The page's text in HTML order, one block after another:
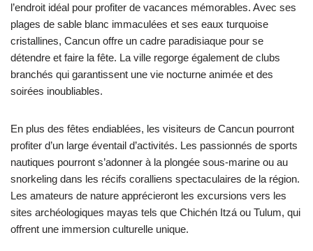
l’endroit idéal pour profiter de vacances mémorables. Avec ses
plages de sable blanc immaculées et ses eaux turquoise
cristallines, Cancun offre un cadre paradisiaque pour se
détendre et faire la fête. La ville regorge également de clubs
branchés qui garantissent une vie nocturne animée et des
soirées inoubliables.
En plus des fêtes endiablées, les visiteurs de Cancun pourront
profiter d’un large éventail d’activités. Les passionnés de sports
nautiques pourront s’adonner à la plongée sous-marine ou au
snorkeling dans les récifs coralliens spectaculaires de la région.
Les amateurs de nature apprécieront les excursions vers les
sites archéologiques mayas tels que Chichén Itzá ou Tulum, qui
offrent une immersion culturelle unique.